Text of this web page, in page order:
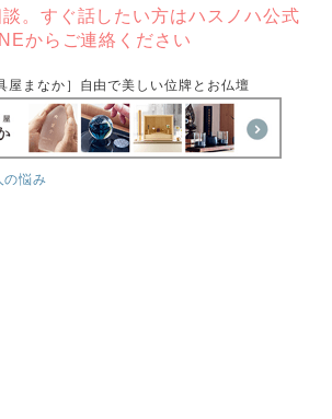
。すぐ話したい方はハスノハ公式
からご連絡ください
屋まなか］自由で美しい位牌とお仏壇
の悩み